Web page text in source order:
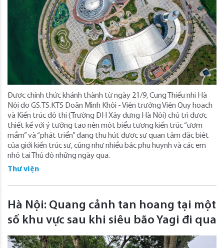
Được chính thức khánh thành từ ngày 21/9, Cung Thiếu nhi Hà
Nội do GS.TS.KTS Doãn Minh Khôi - Viện trưởng Viện Quy hoạch
và Kiến trúc đô thị (Trường ĐH Xây dựng Hà Nội) chủ trì được
thiết kế với ý tưởng tạo nên một biểu tượng kiến trúc “ươm
mầm” và “phát triển” đang thu hút được sự quan tâm đặc biệt
của giới kiến trúc sư, cũng như nhiều bậc phụ huynh và các em
nhỏ tại Thủ đô những ngày qua.
Thư viện
Hà Nội: Quang cảnh tan hoang tại một
số khu vực sau khi siêu bão Yagi đi qua